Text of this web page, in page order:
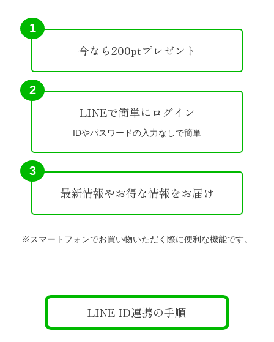
1
今なら200ptプレゼント
2
LINEで簡単にログイン
IDやパスワードの入力なしで簡単
3
最新情報やお得な情報をお届け
※スマートフォンでお買い物いただく際に便利な機能です。
LINE ID連携の手順